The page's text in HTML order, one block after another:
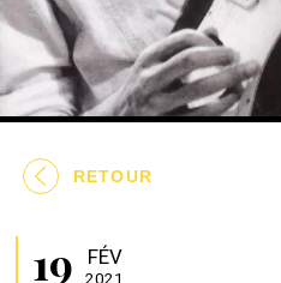
RETOUR
19 FÉV